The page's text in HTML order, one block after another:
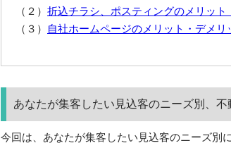
（２） 折込チラシ、ポスティングのメリット
（３）
自社ホームページのメリット・デメリ
あなたが集客したい見込客のニーズ別、
今回は、あなたが集客したい見込客のニーズ別